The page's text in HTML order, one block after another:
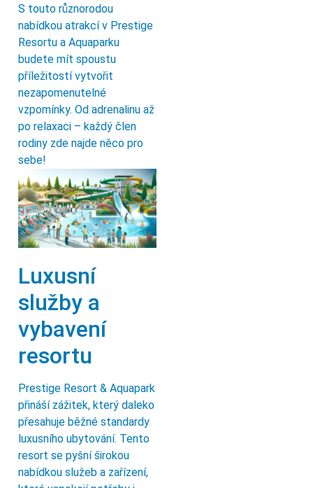
S touto různorodou
nabídkou atrakcí v Prestige
Resortu a Aquaparku
budete mít spoustu
příležitostí vytvořit
nezapomenutelné
vzpomínky. Od adrenalinu až
po relaxaci – každý člen
rodiny zde najde něco pro
sebe!
Luxusní
služby a
vybavení
resortu
Prestige Resort & Aquapark
přináší zážitek, který daleko
přesahuje běžné standardy
luxusního ubytování. Tento
resort se pyšní širokou
nabídkou služeb a zařízení,